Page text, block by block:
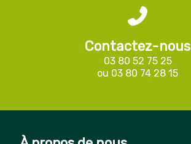
Contactez-nous
03 80 52 75 25
ou 03 80 74 28 15